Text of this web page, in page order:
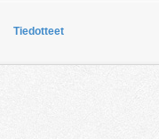
Tiedotteet